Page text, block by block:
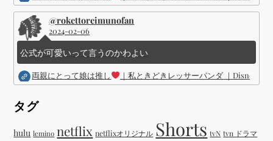
@rokettoreimunofan
2024-02-06
公式が可愛いって言うのかわよい
両親にとって娘は推し ｜私ときどきレッサーパンダ ｜Disney (
タグ
hulu lemino netflix netflixオリジナル Shorts tvN tvn ドラマ